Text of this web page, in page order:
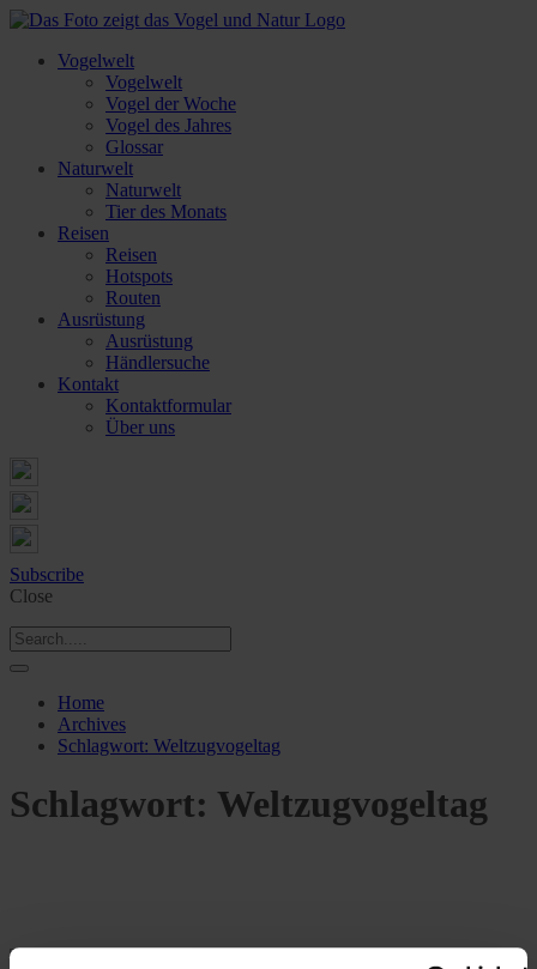
Vogelwelt
Vogelwelt
Vogel der Woche
Vogel des Jahres
Glossar
Naturwelt
Naturwelt
Tier des Monats
Reisen
Reisen
Hotspots
Routen
Ausrüstung
Ausrüstung
Händlersuche
Kontakt
Kontaktformular
Über uns
Subscribe
Close
Home
Archives
Schlagwort: Weltzugvogeltag
Schlagwort: Weltzugvogeltag